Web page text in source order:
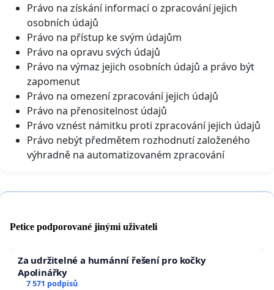
Právo na získání informací o zpracování jejich
osobních údajů
Právo na přístup ke svým údajům
Právo na opravu svých údajů
Právo na výmaz jejich osobních údajů a právo být
zapomenut
Právo na omezení zpracování jejich údajů
Právo na přenositelnost údajů
Právo vznést námitku proti zpracování jejich údajů
Právo nebýt předmětem rozhodnutí založeného
výhradně na automatizovaném zpracování
Petice podporované jinými uživateli
Za udržitelné a humánní řešení pro kočky
Apolinářky
7 571 podpisů